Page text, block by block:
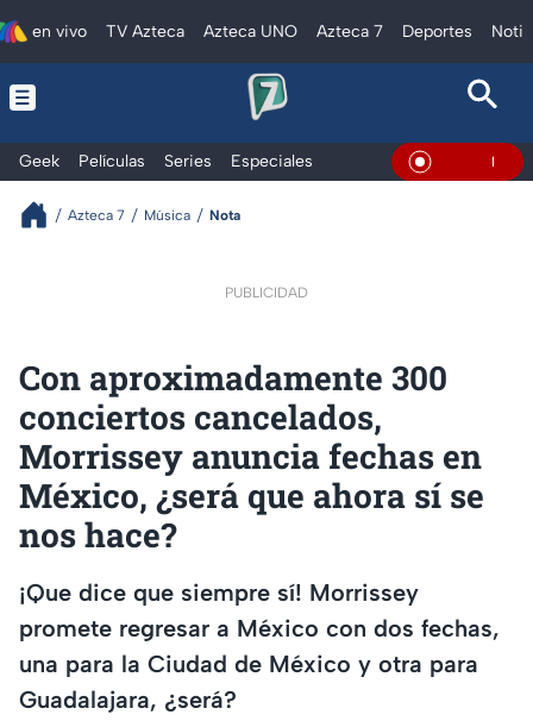
en vivo TV Azteca Azteca UNO Azteca 7 Deportes
Geek Películas Series Especiales En Vivo
Azteca 7 Música Nota
PUBLICIDAD
Con aproximadamente 300
conciertos cancelados,
Morrissey anuncia fechas en
México, ¿será que ahora sí se
nos hace?
¡Que dice que siempre sí! Morrissey
promete regresar a México con dos fechas,
una para la Ciudad de México y otra para
Guadalajara, ¿será?